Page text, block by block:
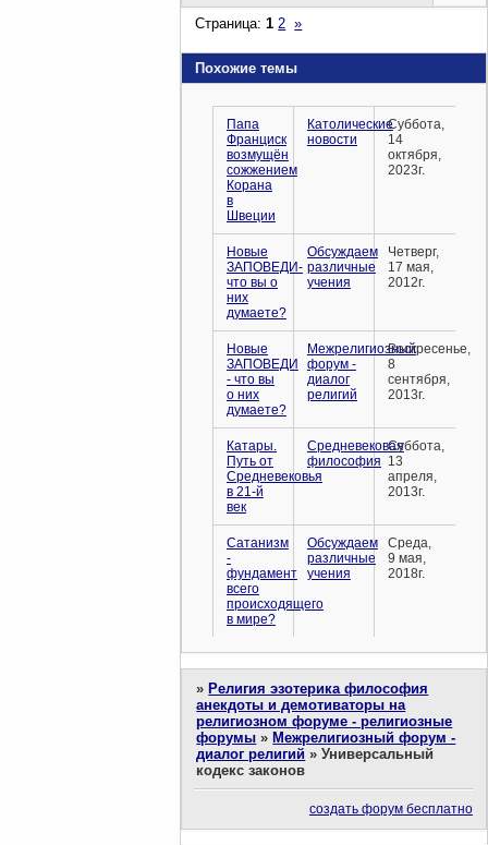
Страница:1 2 »
Похожие темы
Папа
Франциск
возмущён
сожжением
Корана
в
Швеции
Католические
новости
Суббота,
14
октября,
2023г.
Новые
ЗАПОВЕДИ-
что вы о
них
думаете?
Обсуждаем
различные
учения
Четверг,
17 мая,
2012г.
Новые
ЗАПОВЕДИ
- что вы
о них
думаете?
Межрелигиозный
форум -
диалог
религий
Воскресенье,
8
сентября,
2013г.
Катары.
Путь от
Средневековья
в 21-й
век
Средневековая
философия
Суббота,
13
апреля,
2013г.
Сатанизм
-
фундамент
всего
происходящего
в мире?
Обсуждаем
различные
учения
Среда,
9 мая,
2018г.
» Религия эзотерика философия
анекдоты и демотиваторы на
религиозном форуме - религиозные
форумы » Межрелигиозный форум -
диалог религий »Универсальный
кодекс законов
создать форум бесплатно